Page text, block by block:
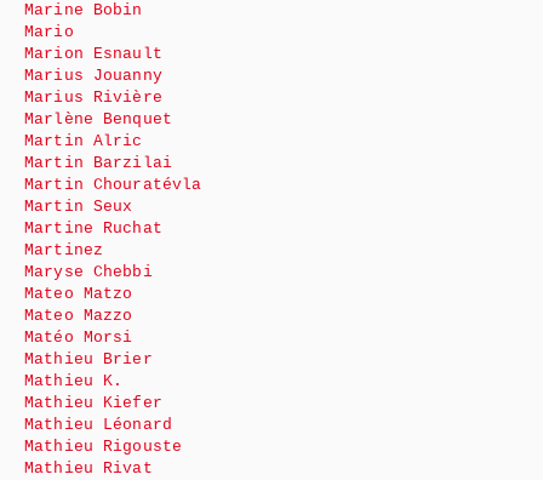
Marine Bobin
Mario
Marion Esnault
Marius Jouanny
Marius Rivière
Marlène Benquet
Martin Alric
Martin Barzilai
Martin Chouratévla
Martin Seux
Martine Ruchat
Martinez
Maryse Chebbi
Mateo Matzo
Mateo Mazzo
Matéo Morsi
Mathieu Brier
Mathieu K.
Mathieu Kiefer
Mathieu Léonard
Mathieu Rigouste
Mathieu Rivat